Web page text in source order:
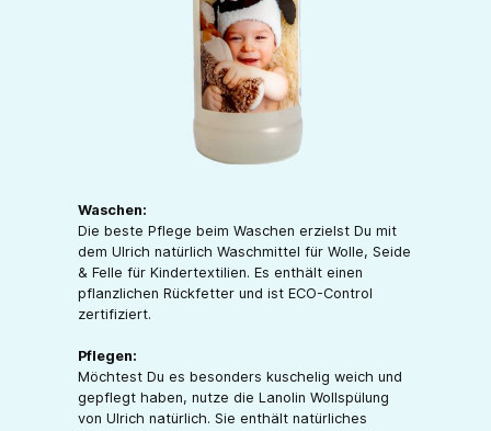
Waschen:
Die beste Pflege beim Waschen erzielst Du mit
dem Ulrich natürlich Waschmittel für Wolle, Seide
& Felle für Kindertextilien. Es enthält einen
pflanzlichen Rückfetter und ist ECO-Control
zertifiziert.
Pflegen:
Möchtest Du es besonders kuschelig weich und
gepflegt haben, nutze die Lanolin Wollspülung
von Ulrich natürlich. Sie enthält natürliches